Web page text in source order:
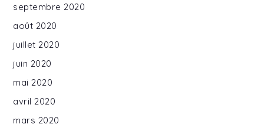
septembre 2020
août 2020
juillet 2020
juin 2020
mai 2020
avril 2020
mars 2020